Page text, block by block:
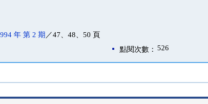
年 第 2 期 ／47、48、50 頁
點閱次數： 526